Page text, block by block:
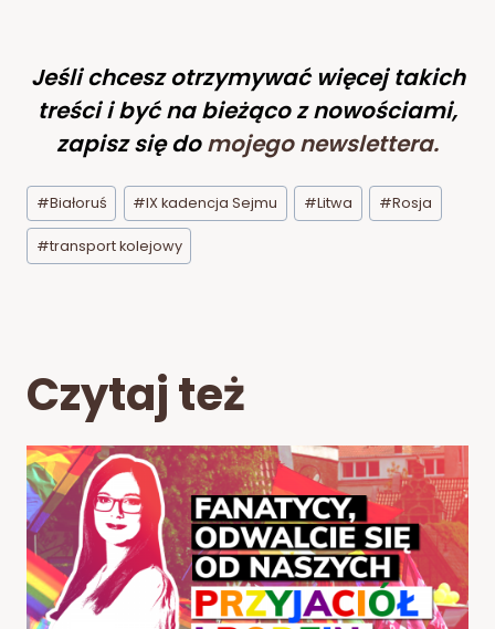
Jeśli chcesz otrzymywać więcej takich
treści i być na bieżąco z nowościami,
zapisz się do mojego newslettera.
Tagi
wpisu:
#Białoruś #IX kadencja Sejmu #Litwa #Rosja
#transport kolejowy
Czytaj też